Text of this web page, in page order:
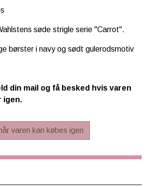
HEST & TILBEHØR
SKOLE, KREA & TILBEHØR
TASKER & PUNGE
BABY
søde strigle serie "Carrot".
børster i navy og sødt gulerodsmotiv
din mail og få besked hvis varen
igen.
varen kan købes igen